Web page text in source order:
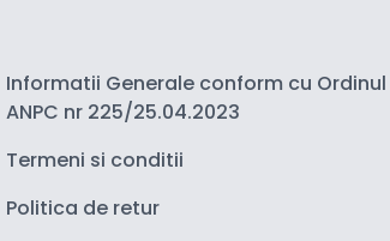
Informatii Generale conform cu Ordinul
ANPC nr 225/25.04.2023
Termeni si conditii
Politica de retur